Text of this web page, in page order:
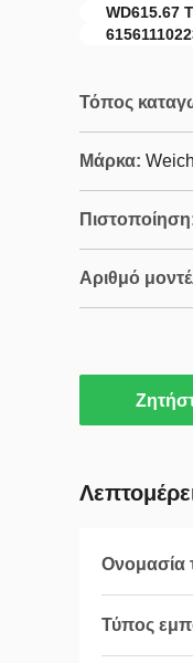
WD615.67
Τόπος
Μάρκα:
Αριθμό
Ονομασία
Τύπος